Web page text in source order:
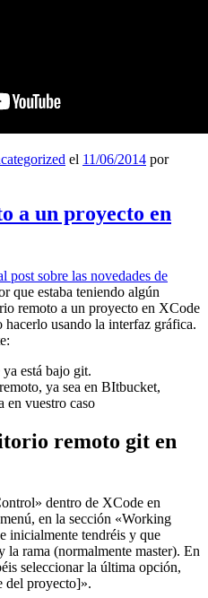
el 11/06/2014 por
a un proyecto en
post sobre las novedades de
que estaba teniendo algún
remoto a un proyecto en XCode
usando la interfaz gráfica.
está bajo git.
ya sea en BItbucket,
en vuestro caso
remoto git en
dentro de XCode en
en la sección «Working
inicialmente tendréis y que
la rama (normalmente master). En
seleccionar la última opción,
del proyecto]».